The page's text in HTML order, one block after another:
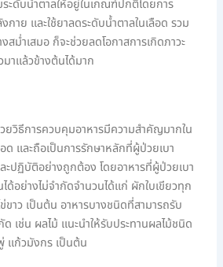
ดับน้ำตาลให้อยู่ในเกณฑ์ปกติโดยการ
าย และใช้ยาลดระดับน้ำตาลในเลือด รวม
ม่ำเสมอ ก็จะช่วยลดโอกาสการเกิดภาวะ
าแล้วข้างต้นได้มาก
ยวิธีการควบคุมอาหารมีความสำคัญมากใน
ด และถือเป็นการรักษาหลักที่ผู้ป่วยเบา
ะปฏิบัติอย่างถูกต้อง โดยอาหารที่ผู้ป่วยเบา
ด้อย่างไม่จำกัดจำนวนได้แก่ ผักใบเขียวทุก
ขาว เป็นต้น อาหารบางชนิดที่สามารถรับ
เช่น ผลไม้ แนะนำให้รับประทานผลไม้ชนิด
แก้วมังกร เป็นต้น